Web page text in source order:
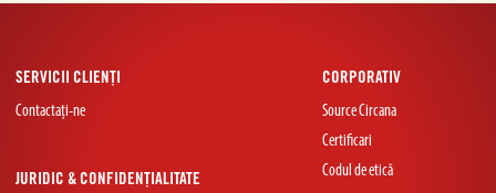
SERVICII CLIENȚI
Contactați-ne
CORPORATIV
Source Circana
Certificari
Codul de etică
JURIDIC & CONFIDENȚIALITATE